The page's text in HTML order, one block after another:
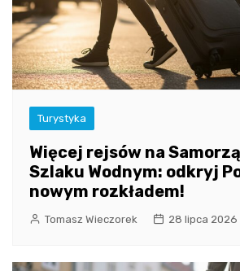
Turystyka
Więcej rejsów na
Szlaku Wodnym: odkryj
nowym rozkładem!
Tomasz Wieczorek 28 lipca 2026